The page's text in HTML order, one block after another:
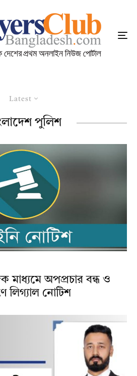
Latest
পুলিশ
মাধ্যমে অপপ্রচার বন্ধ ও
লিগ্যাল নোটিশ